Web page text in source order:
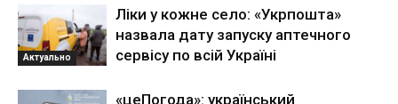
Актуально
Ліки у кожне село: «Укрпошта»
назвала дату запуску аптечного
сервісу по всій Україні
«цеПогода»: український